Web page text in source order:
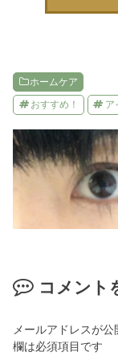
ホームケア
おすすめ！ ア
コメント
メールアドレスが公
欄は必須項目です